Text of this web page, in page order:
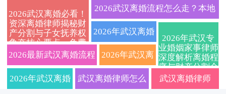
流程指南：协
议离婚、诉讼
离婚、财产分
割、子女抚养
权威指南：财产分割
与抚养权纠纷一站式
解决全攻略
婚律师在线免费
财产分割与子女
抚养纠纷，定制
离婚协议服务
2026武汉离婚必看！
资深离婚律师揭秘财
产分割与子女抚养权
争夺核心要点，免费
咨询通道限时开启
2026武汉离婚流程怎么走？本地
婚姻家事律师详解协议与诉讼避
坑要点
2026年武汉离婚
律师费用标准及
流程解析：资深
2026最新武汉离婚流程
及费用标准，专业武汉
2026年武汉离
婚律师费用标
2026年武汉专
业婚姻家事律师
深度解析离婚程
序与财产分割全
攻略，本地法律
服务精准匹配
2026年武汉离婚 武汉离婚律师怎么 武汉离婚律师